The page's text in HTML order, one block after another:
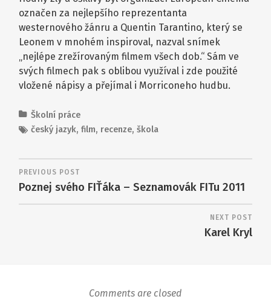
označen za nejlepšího reprezentanta
westernového žánru a Quentin Tarantino, který se
Leonem v mnohém inspiroval, nazval snímek
„nejlépe zrežírovaným filmem všech dob.“ Sám ve
svých filmech pak s oblibou využíval i zde použité
vložené nápisy a přejímal i Morriconeho hudbu.
Školní práce
český jazyk,film, recenze,škola
PREVIOUS POST
Poznej svého FIŤáka – Seznamovák FITu 2011
NEXT POST
Karel Kryl
Comments are closed